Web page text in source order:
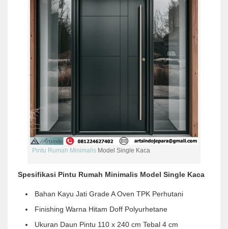
Pintu Rumah MinimalisModel Single Kaca
Spesifikasi Pintu Rumah Minimalis Model Single Kaca
Bahan Kayu Jati Grade A Oven TPK Perhutani
Finishing Warna Hitam Doff Polyurhetane
Ukuran Daun Pintu 110 x 240 cm Tebal 4 cm